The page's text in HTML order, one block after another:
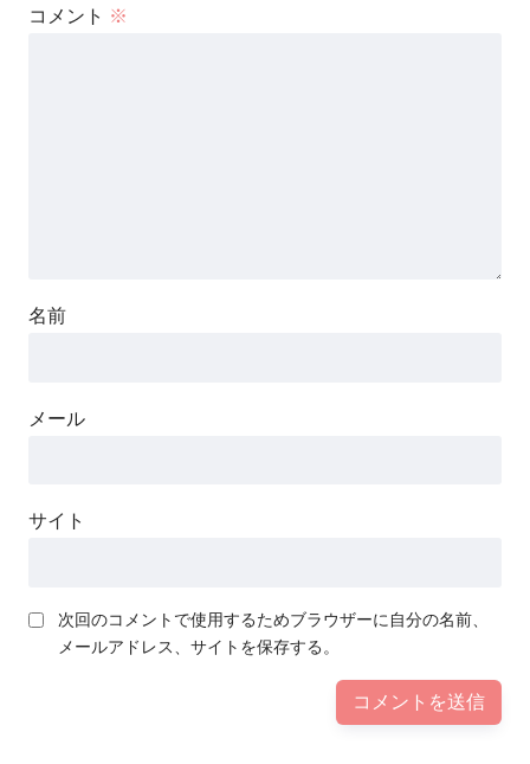
コメント ※
名前
メール
サイト
次回のコメントで使用するためブラウザーに自分の名前、
メールアドレス、サイトを保存する。